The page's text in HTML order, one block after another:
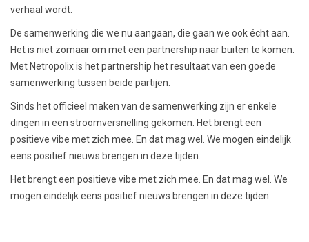
verhaal wordt.
De samenwerking die we nu aangaan, die gaan we ook écht aan.
Het is niet zomaar om met een partnership naar buiten te komen.
Met Netropolix is het partnership het resultaat van een goede
samenwerking tussen beide partijen.
Sinds het officieel maken van de samenwerking zijn er enkele
dingen in een stroomversnelling gekomen. Het brengt een
positieve vibe met zich mee. En dat mag wel. We mogen eindelijk
eens positief nieuws brengen in deze tijden.
Het brengt een positieve vibe met zich mee. En dat mag wel. We
mogen eindelijk eens positief nieuws brengen in deze tijden.